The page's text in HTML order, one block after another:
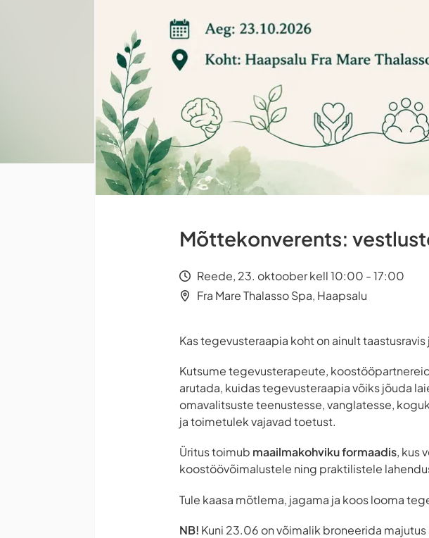
Mõttekonverents:
Reede, 23. oktoober kell 10:00 - 17:00
Fra Mare Thalasso Spa, Haapsalu
Kas tegevusteraapia koht on ainult
Kutsume tegevusterapeute,
arutada, kuidas tegevusteraapia võiks jõuda
omavalitsuste teenustesse, vanglatesse,
ja toimetulek vajavad toetust.
Üritus toimub maailmakohviku formaadis, kus
koostöövõimalustele ning praktilistele
Tule kaasa mõtlema, jagama ja koos looma
NB! Kuni 23.06 on võimalik broneerida